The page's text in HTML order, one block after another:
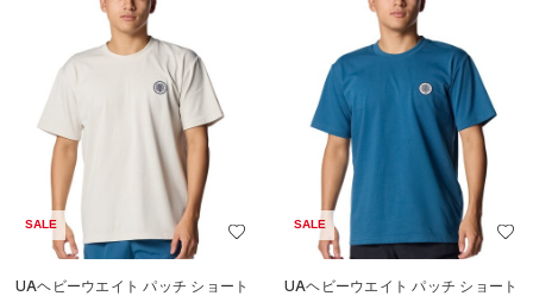
SALE
UAヘビーウエイト パッチ ショート
SALE
UAヘビーウエイト パッチ ショート